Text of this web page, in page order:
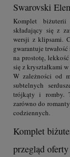
Swarovski
Komplet
składający się z
wersji z klipsami.
gwarantuje
na prostotę,
się z kryształkami
W zależności od
subtelnych
trójkąty i romby.
zarówno do
codziennych.
Komplet
przegląd oferty